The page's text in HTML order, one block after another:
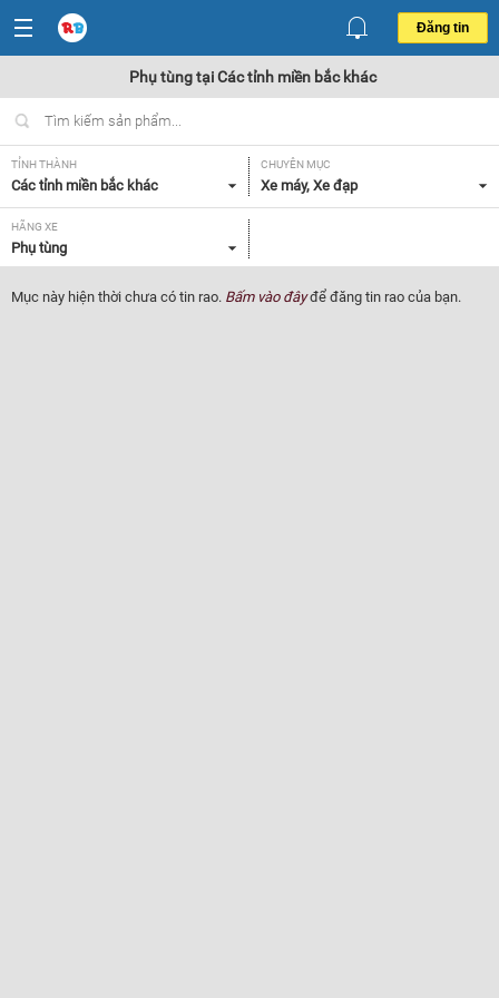
Đăng tin
Phụ tùng tại Các tỉnh miền bắc khác
TỈNH THÀNH
Các tỉnh miền bắc khác
CHUYÊN MỤC
Xe máy, Xe đạp
HÃNG XE
Phụ tùng
Mục này hiện thời chưa có tin rao. Bấm vào đâyđể đăng tin rao của bạn.